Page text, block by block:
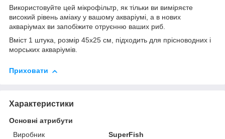
Використовуйте цей мікрофільтр, як тільки ви виміряєте
високий рівень аміаку у вашому акваріумі, а в нових
акваріумах ви запобіжите отруєнню ваших риб.
Вміст 1 штука, розмір 45х25 см, підходить для прісноводних і
морських акваріумів.
Приховати
Характеристики
Основні атрибути
Виробник
SuperFish